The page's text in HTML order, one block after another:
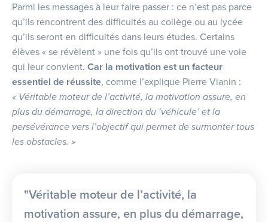
Parmi les messages à leur faire passer : ce n’est pas parce
qu’ils rencontrent des difficultés au collège ou au lycée
qu’ils seront en difficultés dans leurs études. Certains
élèves « se révèlent » une fois qu’ils ont trouvé une voie
qui leur convient. Car la motivation est un facteur
essentiel de réussite, comme l’explique Pierre Vianin :
« Véritable moteur de l’activité, la motivation assure, en
plus du démarrage, la direction du ‘véhicule’ et la
persévérance vers l’objectif qui permet de surmonter tous
les obstacles. »
"Véritable moteur de l’activité, la
motivation assure, en plus du démarrage,